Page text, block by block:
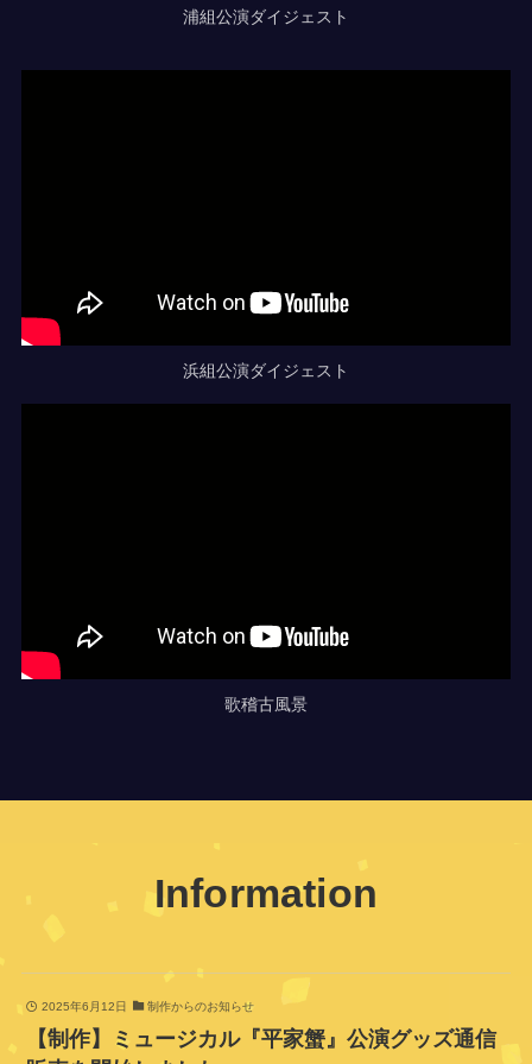
浦組公演ダイジェスト
浜組公演ダイジェスト
歌稽古風景
Information
2025年6月12日 制作からのお知らせ
【制作】ミュージカル『平家蟹』公演グッズ通信